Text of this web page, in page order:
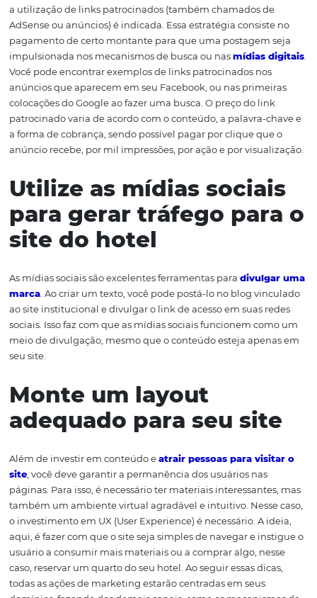
melhorar o posicionamento da página nos resultados
buscas em sites de pesquisa, como o Google e o Bing, de
maneira orgânica (sem pagar por anúncios).
Faça uso de links
patrocinados
a utilização de links patrocinados (também chamados
AdSense ou anúncios) é indicada. Essa estratégia
pagamento de certo montante para que uma
impulsionada nos mecanismos de busca ou nas
anúncios que aparecem em seu Facebook, ou nas
colocações do Google ao fazer uma busca. O preço do
patrocinado varia de acordo com o conteúdo, a palavra-
a forma de cobrança, sendo possível pagar por clique
anúncio recebe, por mil impressões, por ação e por
Utilize as mídias
para gerar tráfego
site do hotel
As mídias sociais são excelentes ferramentas para
marca. Ao criar um texto, você pode postá-lo no blog
ao site institucional e divulgar o link de acesso em suas
sociais. Isso faz com que as mídias sociais funcionem
meio de divulgação, mesmo que o conteúdo esteja
seu site.